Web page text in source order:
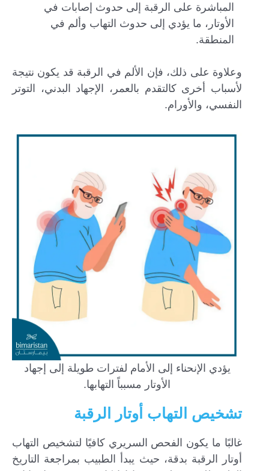
المباشرة على الرقبة إلى حدوث إصابات في
الأوتار، ما يؤدي إلى حدوث التهاب وألم في
المنطقة.
وعلاوة على ذلك، فإن الألم في الرقبة قد يكون نتيجة
لأسباب أخرى كالتقدم بالعمر، الإجهاد البدني، التوتر
النفسي، والأورام.
يؤدي الإنحناء إلى الأمام لفترات طويلة إلى إجهاد
الأوتار مسبباً التهابها.
تشخيص التهاب أوتار الرقبة
غالبًا ما يكون الفحص السريري كافيًا لتشخيص التهاب
أوتار الرقبة بدقة، حيث يبدأ الطبيب بمراجعة التاريخ